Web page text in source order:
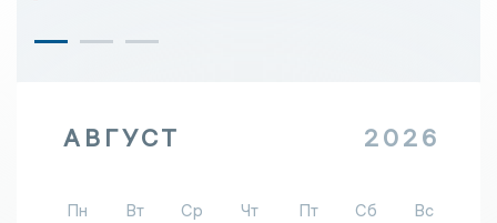
АВГУСТ 2026
Пн Вт Ср Чт Пт Сб
Вс